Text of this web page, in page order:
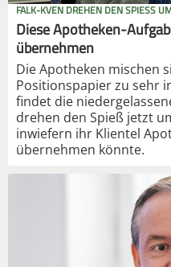
FALK-KVEN DREHEN DEN SPIESS UM
Diese Apotheken-
übernehmen
Die Apotheken mischen
Positionspapier zu sehr
findet die
drehen den Spieß jetzt
inwiefern ihr Klientel
übernehmen könnte.